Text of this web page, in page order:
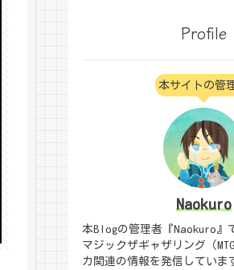
Profile
本サイトの管
Naokuro
本Blogの管理者『Naokuro』
マジックザギャザリング（
カ関連の情報を発信してい